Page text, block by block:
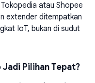
atau Shopee
extender ditempatkan
IoT, bukan di sudut
Pilihan Tepat?